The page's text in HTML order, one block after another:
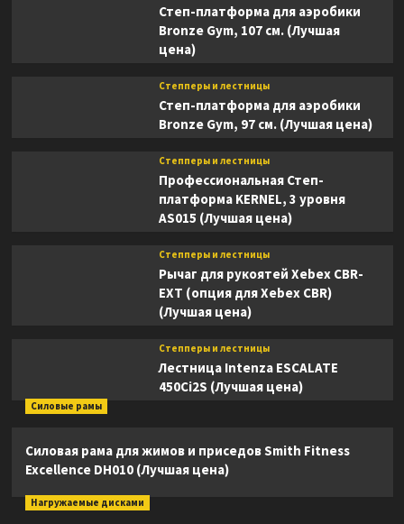
Степ-платформа для аэробики
Bronze Gym, 107 см. (Лучшая
цена)
Степперы и лестницы
Степ-платформа для аэробики
Bronze Gym, 97 см. (Лучшая цена)
Степперы и лестницы
Профессиональная Степ-
платформа KERNEL, 3 уровня
AS015 (Лучшая цена)
Степперы и лестницы
Рычаг для рукоятей Xebex CBR-
EXT (опция для Xebex CBR)
(Лучшая цена)
Степперы и лестницы
Лестница Intenza ESCALATE
450Ci2S (Лучшая цена)
Силовые рамы
Силовая рама для жимов и приседов Smith Fitness
Excellence DH010 (Лучшая цена)
Нагружаемые дисками